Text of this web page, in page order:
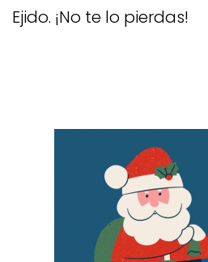
Ejido. ¡No te lo pierdas!